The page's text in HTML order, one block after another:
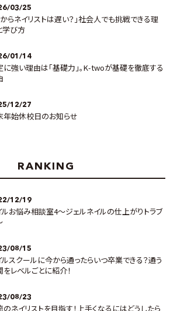
03/25
からネイリストは遅い？」社会人でも挑戦できる理
学び方
01/14
に強い理由は「基礎力」。K-twoが基礎を徹底する
12/27
年始休校日のお知らせ
RANKING
12/19
ルお悩み相談室4～ジェルネイルの仕上がりトラブ
08/15
ルスクールに今から通ったらいつ卒業できる？通う
レベルごとに紹介！
08/23
のネイリストを目指す！上手くなるにはどうしたら